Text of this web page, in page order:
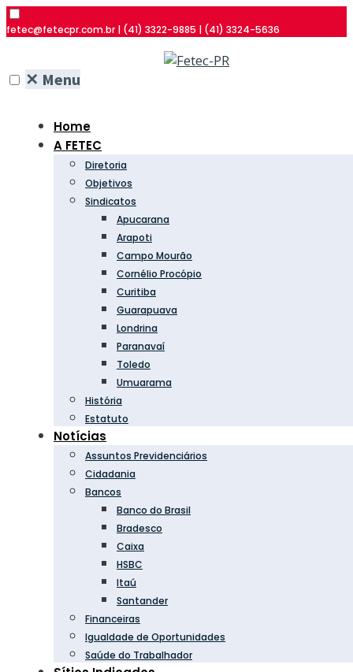
fetec@fetecpr.com.br | (41) 3322-9885 | (41) 3324-5636
✕ Menu
Home
A FETEC
Diretoria
Objetivos
Sindicatos
Apucarana
Arapoti
Campo Mourão
Cornélio Procópio
Curitiba
Guarapuava
Londrina
Paranavaí
Toledo
Umuarama
História
Estatuto
Notícias
Assuntos Previdenciários
Cidadania
Bancos
Banco do Brasil
Bradesco
Caixa
HSBC
Itaú
Santander
Financeiras
Igualdade de Oportunidades
Saúde do Trabalhador